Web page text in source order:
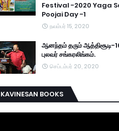
Festival -2020 Yaga
Poojai Day -1
நவம்பர் 15, 2020
ஆனந்தம் தரும் ஆத்திசூடி-
புலவர் சங்கரலிங்கம்.
செப்டம்பர் 20, 2020
KAVINESAN BOOKS